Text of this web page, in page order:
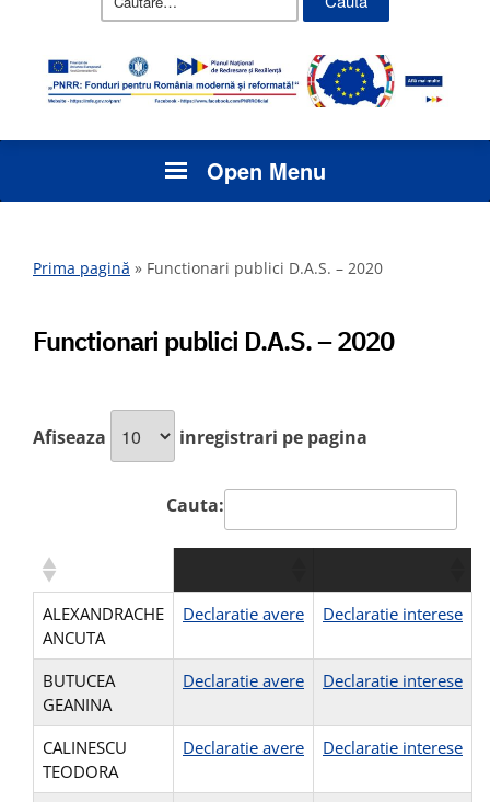
Open Menu
Prima pagină » Functionari publici D.A.S. – 2020
Functionari publici D.A.S. – 2020
Afiseaza inregistrari pe pagina
Cauta:
ALEXANDRACHE
ANCUTA
Declaratie avere Declaratie interese
BUTUCEA
GEANINA
Declaratie avere Declaratie interese
CALINESCU
TEODORA
Declaratie avere Declaratie interese